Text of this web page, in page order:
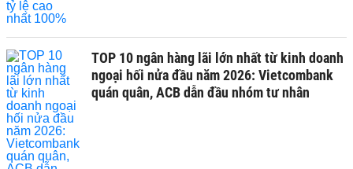
TOP 10 ngân hàng lãi lớn nhất từ kinh doanh
ngoại hối nửa đầu năm 2026: Vietcombank
quán quân, ACB dẫn đầu nhóm tư nhân